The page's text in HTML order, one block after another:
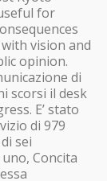
for
vision and
opinion.
di
scorsi il desk
E’ stato
di 979
sei
Concita